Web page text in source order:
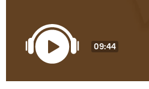
09:44